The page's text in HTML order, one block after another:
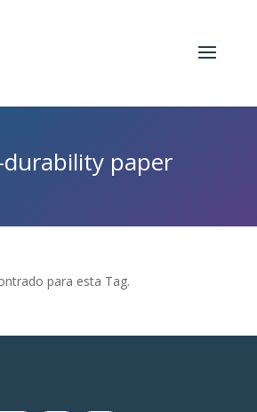
paper
para esta Tag.